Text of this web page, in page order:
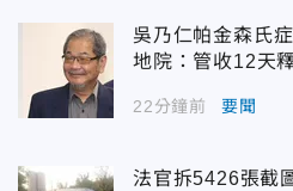
吳乃仁帕金森氏
地院：管收12天
22分鐘前 要聞
法官拆5426張截